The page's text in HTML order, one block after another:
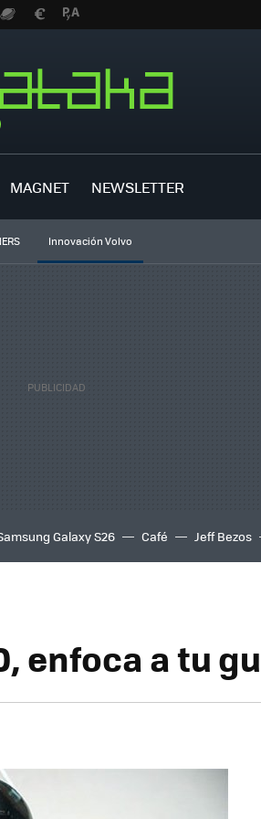
MAGNET NEWSLETTER
Innovación Volvo
Galaxy S26 Café Jeff Bezos
enfoca a tu